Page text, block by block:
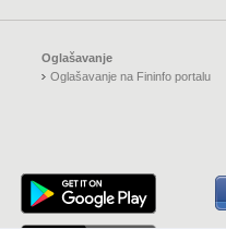
Oglašavanje
Oglašavanje na Fininfo portalu